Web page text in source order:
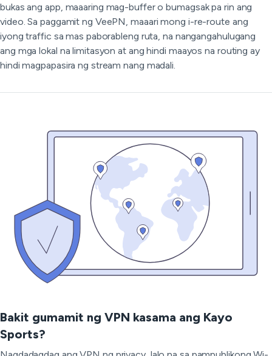
bukas ang app, maaaring mag-buffer o bumagsak pa rin ang
video. Sa paggamit ng VeePN, maaari mong i-re-route ang
iyong traffic sa mas paborableng ruta, na nangangahulugang
ang mga lokal na limitasyon at ang hindi maayos na routing ay
hindi magpapasira ng stream nang madali.
Bakit gumamit ng VPN kasama ang Kayo
Sports?